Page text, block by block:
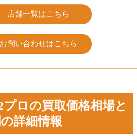
店舗一覧はこちら
お問い合わせはこちら
ロの買取価格相場と
詳細情報